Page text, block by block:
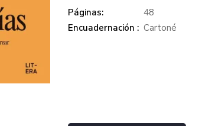
Páginas:
48
Encuadernación : Cartoné